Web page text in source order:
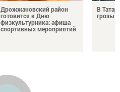
Дрожжановский район
готовится к Дню
физкультурника: афиша
спортивных мероприятий
В
грозы